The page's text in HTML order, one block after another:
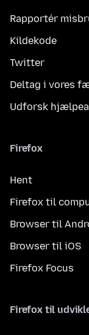
Rapportér
Kildekode
Twitter
Deltag i vores
Udforsk
Firefox
Hent
Firefox til
Browser til
Browser til iOS
Firefox Focus
Firefox til